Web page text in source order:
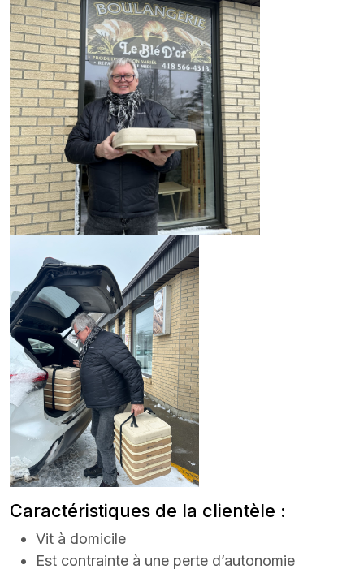
Caractéristiques de la clientèle :
Vit à domicile
Est contrainte à une perte d’autonomie